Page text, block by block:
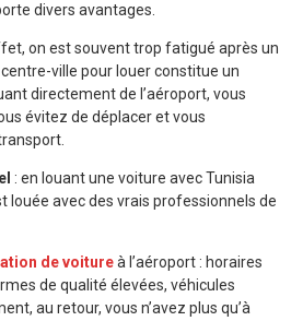
divers avantages.
on est souvent trop fatigué après un
ville pour louer constitue un
directement de l’aéroport, vous
évitez de déplacer et vous
: en louant une voiture avec Tunisia
louée avec des vrais professionnels de
de voitureà l’aéroport : horaires
de qualité élevées, véhicules
au retour, vous n’avez plus qu’à